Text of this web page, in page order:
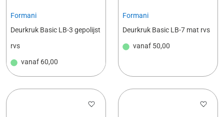
Formani
Deurkruk Basic LB-3 gepolijst
rvs
vanaf 60,00
Formani
Deurkruk Basic LB-7 mat rvs
vanaf 50,00